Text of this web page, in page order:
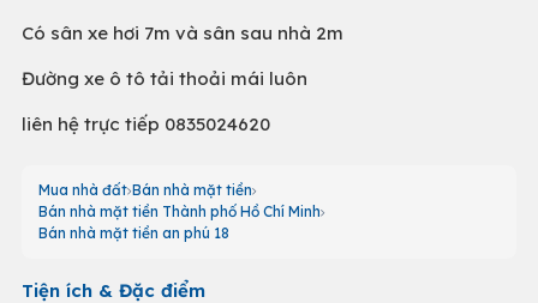
Có sân xe hơi 7m và sân sau nhà 2m
Đường xe ô tô tải thoải mái luôn
liên hệ trực tiếp 0835024620
Mua nhà đất Bán nhà mặt tiền
Bán nhà mặt tiền Thành phố Hồ Chí Minh
Bán nhà mặt tiền an phú 18
Tiện ích & Đặc điểm